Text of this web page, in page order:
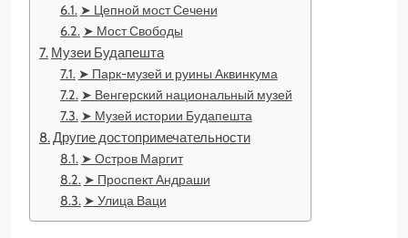
➤ Цепной мост Сечени
➤ Мост Свободы
Музеи Будапешта
➤ Парк-музей и руины Аквинкума
➤ Венгерский национальный музей
➤ Музей истории Будапешта
Другие достопримечательности
➤ Остров Маргит
➤ Проспект Андраши
➤ Улица Ваци